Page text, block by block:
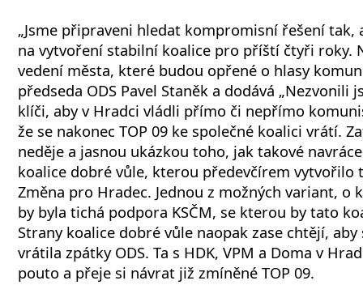
„Jsme připraveni hledat kompromisní řešení tak,
na vytvoření stabilní koalice pro příští čtyři roky.
vedení města, které budou opřené o hlasy
předseda ODS Pavel Staněk a dodává „Nezvonili
klíči, aby v Hradci vládli přímo či nepřímo
že se nakonec TOP 09 ke společné koalici vrátí.
neděje a jasnou ukázkou toho, jak takové
koalice dobré vůle, kterou předevčírem vytvořilo
Změna pro Hradec. Jednou z možných variant, o
by byla tichá podpora KSČM, se kterou by tato
Strany koalice dobré vůle naopak zase chtějí, aby
vrátila zpátky ODS. Ta s HDK, VPM a Doma v
pouto a přeje si návrat již zmíněné TOP 09.